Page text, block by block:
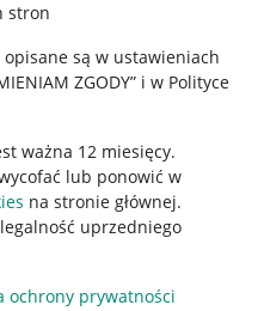
stron
opisane są w ustawieniach
ZGODY” i w Polityce
ważna 12 miesięcy.
lub ponowić w
na stronie głównej.
uprzedniego
ochrony prywatności